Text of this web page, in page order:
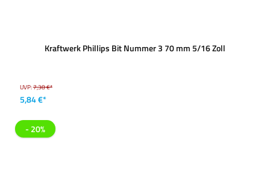
Kraftwerk Phillips Bit Nummer 3 70 mm 5/16 Zoll
UVP:7,38 €*
5,84 €*
- 20%